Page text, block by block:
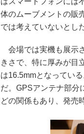
体のムーブメントの販
では考えていないとし
会場では実機も展示
きさで、特に厚みが目
は16.5mmとなってい
だ。GPSアンテナ部分
どの関係もあり、発売